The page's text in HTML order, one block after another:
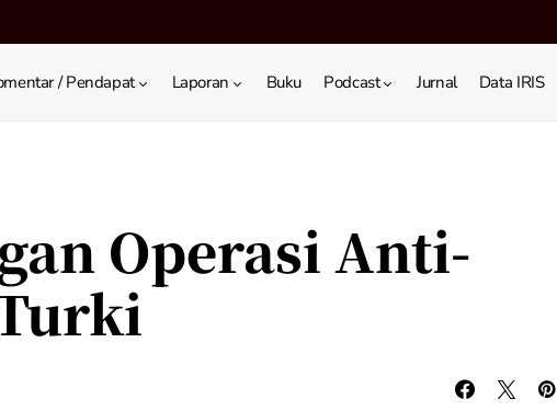
/ Pendapat Laporan Buku Podcast Jurnal Data IRIS
Operasi Anti-